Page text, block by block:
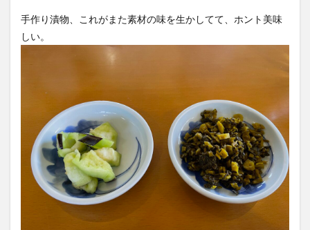
手作り漬物、これがまた素材の味を生かしてて、ホント美味
しい。